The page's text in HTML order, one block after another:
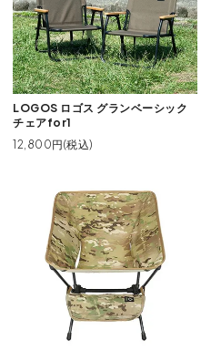
LOGOS ロゴス グランベーシック
チェアfor1
12,800円(税込)